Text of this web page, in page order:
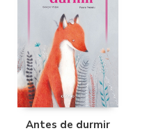
Antes de durmir